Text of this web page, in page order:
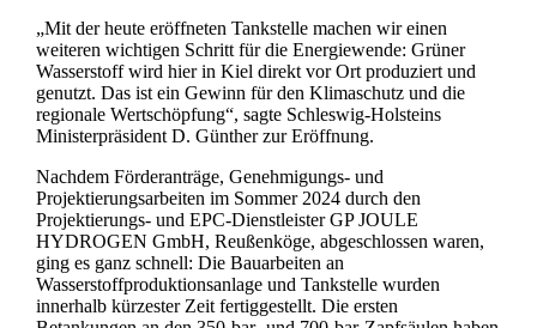
„Mit der heute eröffneten Tankstelle machen wir einen
weiteren wichtigen Schritt für die Energiewende: Grüner
Wasserstoff wird hier in Kiel direkt vor Ort produziert und
genutzt. Das ist ein Gewinn für den Klimaschutz und die
regionale Wertschöpfung“, sagte Schleswig-Holsteins
Ministerpräsident D. Günther zur Eröffnung.
Nachdem Förderanträge, Genehmigungs- und
Projektierungsarbeiten im Sommer 2024 durch den
Projektierungs- und EPC-Dienstleister GP JOULE
HYDROGEN GmbH, Reußenköge, abgeschlossen waren,
ging es ganz schnell: Die Bauarbeiten an
Wasserstoffproduktionsanlage und Tankstelle wurden
innerhalb kürzester Zeit fertiggestellt. Die ersten